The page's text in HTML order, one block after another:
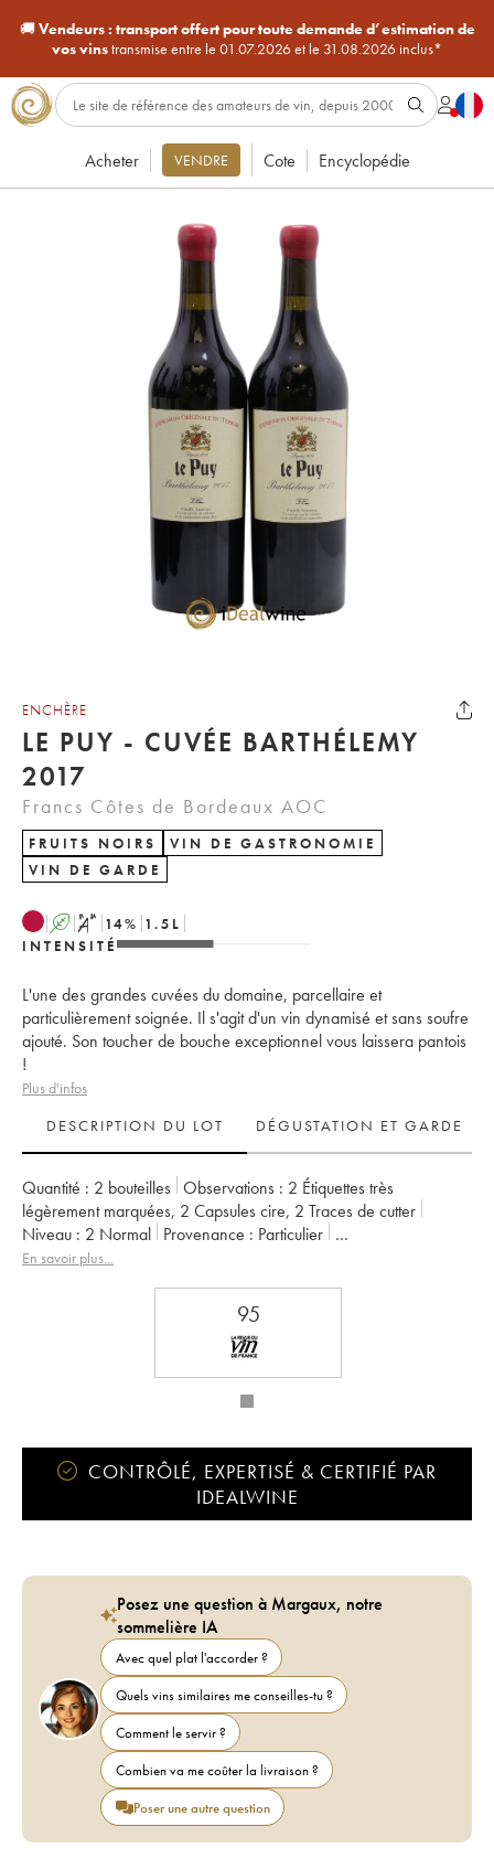
🚚Vendeurs : transport offert pour toute demande d’estimation de
vos vinstransmise entre le 01.07.2026 et le 31.08.2026 inclus*
Acheter VENDRE Cote Encyclopédie
ENCHÈRE
LE PUY - CUVÉE BARTHÉLEMY
2017
Francs Côtes de Bordeaux AOC
FRUITS NOIRS
VIN DE GASTRONOMIE
VIN DE GARDE
A S 14% 1.5 L
INTENSITÉ
L'une des grandes cuvées du domaine, parcellaire et
particulièrement soignée. Il s'agit d'un vin dynamisé et sans soufre
ajouté. Son toucher de bouche exceptionnel vous laissera pantois
!
Plus d'infos
DESCRIPTION DU LOT
DÉGUSTATION ET GARDE
Quantité : 2 bouteilles Observations : 2 Étiquettes très
légèrement marquées, 2 Capsules cire, 2 Traces de cutter
Niveau : 2 Normal Provenance : particulier
TVA récupérable :
Jean-Pierre et Pascal Amoreau
En savoir plus...
95
CONTRÔLÉ, EXPERTISÉ & CERTIFIÉ PAR
IDEALWINE
Posez une question à Margaux, notre
sommelière IA
Avec quel plat l'accorder ?
Quels vins similaires me conseilles-tu ?
Comment le servir ?
Combien va me coûter la livraison ?
Poser une autre question